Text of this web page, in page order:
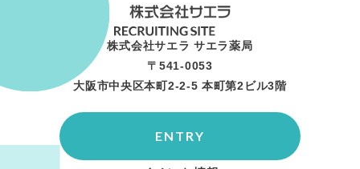
株式会社サエラ サエラ薬局
〒541-0053
大阪市中央区本町2-2-5 本町第2ビル3階
ENTRY